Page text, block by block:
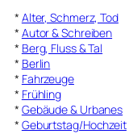
* Alter, Schmerz, Tod
* Autor & Schreiben
* Berg, Fluss & Tal
* Berlin
* Fahrzeuge
* Frühling
* Gebäude & Urbanes
* Geburtstag/Hochzeit